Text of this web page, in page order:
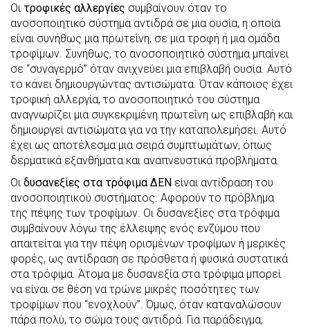
Οι τροφικές αλλεργίες συμβαίνουν όταν το
ανοσοποιητικό σύστημα αντιδρά σε μια ουσία, η οποία
είναι συνήθως μια πρωτεΐνη, σε μια τροφή ή μια ομάδα
τροφίμων. Συνήθως, το ανοσοποιητικό σύστημα μπαίνει
σε “συναγερμό” όταν ανιχνεύει μια επιβλαβή ουσία. Αυτό
το κάνει δημιουργώντας αντισώματα. Όταν κάποιος έχει
τροφική αλλεργία, το ανοσοποιητικό του σύστημα
αναγνωρίζει μια συγκεκριμένη πρωτεΐνη ως επιβλαβή και
δημιουργεί αντισώματα για να την καταπολεμήσει. Αυτό
έχει ως αποτέλεσμα μια σειρά συμπτωμάτων, όπως
δερματικά εξανθήματα και αναπνευστικά προβλήματα.
Οι δυσανεξίες στα τρόφιμα ΔΕΝ είναι αντίδραση του
ανοσοποιητικού συστήματος. Αφορούν το πρόβλημα
της πέψης των τροφίμων. Οι δυσανεξίες στα τρόφιμα
συμβαίνουν λόγω της έλλειψης ενός ενζύμου που
απαιτείται για την πέψη ορισμένων τροφίμων ή μερικές
φορές, ως αντίδραση σε πρόσθετα ή φυσικά συστατικά
στα τρόφιμα. Άτομα με δυσανεξία στα τρόφιμα μπορεί
να είναι σε θέση να τρώνε μικρές ποσότητες των
τροφίμων που “ενοχλούν”. Όμως, όταν καταναλώσουν
πάρα πολύ, το σώμα τους αντιδρά. Για παράδειγμα,